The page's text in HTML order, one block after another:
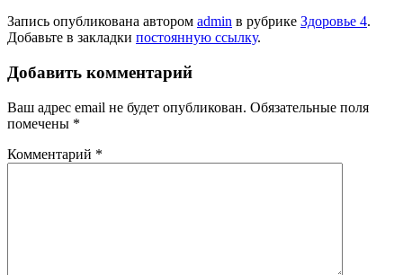
Запись опубликована автором admin в рубрике Здоровье 4.
Добавьте в закладки постоянную ссылку.
Добавить комментарий
Ваш адрес email не будет опубликован. Обязательные поля
помечены *
Комментарий *